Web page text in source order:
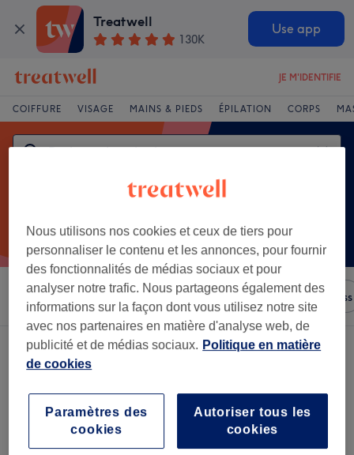
Treatwell
130K
Use app
JE M'IDENTIFIE
COIFFURE VISAGE MAINS & PIEDS ÉPILATION CORPS
Trier par N'importe quel prix Salons Offres Express
Un établissement offrant:drainage lymphatique à Metz
Nous utilisons nos cookies et ceux de tiers pour
personnaliser le contenu et les annonces, pour fournir
des fonctionnalités de médias sociaux et pour
analyser notre trafic. Nous partageons également des
informations sur la façon dont vous utilisez notre site
avec nos partenaires en matière d'analyse web, de
publicité et de médias sociaux. Politique en matière
de cookies
Autoriser tous les
cookies
Paramètres des
cookies